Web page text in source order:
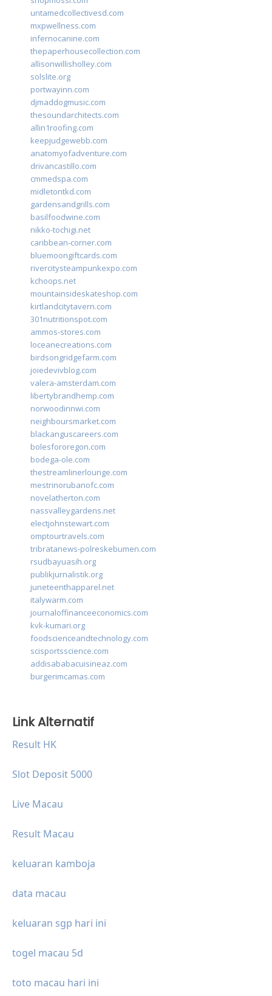
untamedcollectivesd.com
mxpwellness.com
infernocanine.com
thepaperhousecollection.com
allisonwillisholley.com
solslite.org
portwayinn.com
djmaddogmusic.com
thesoundarchitects.com
allin1roofing.com
keepjudgewebb.com
anatomyofadventure.com
drivancastillo.com
cmmedspa.com
midletontkd.com
gardensandgrills.com
basilfoodwine.com
nikko-tochigi.net
caribbean-corner.com
bluemoongiftcards.com
rivercitysteampunkexpo.com
kchoops.net
mountainsideskateshop.com
kirtlandcitytavern.com
301nutritionspot.com
ammos-stores.com
loceanecreations.com
birdsongridgefarm.com
joiedevivblog.com
valera-amsterdam.com
libertybrandhemp.com
norwoodinnwi.com
neighboursmarket.com
blackanguscareers.com
bolesfororegon.com
bodega-ole.com
thestreamlinerlounge.com
mestrinorubanofc.com
novelatherton.com
nassvalleygardens.net
electjohnstewart.com
omptourtravels.com
tribratanews-polreskebumen.com
rsudbayuasih.org
publikjurnalistik.org
juneteenthapparel.net
italywarm.com
journaloffinanceeconomics.com
kvk-kumari.org
foodscienceandtechnology.com
scisportsscience.com
addisababacuisineaz.com
burgerimcamas.com
Link Alternatif
Result HK
Slot Deposit 5000
Live Macau
Result Macau
keluaran kamboja
data macau
keluaran sgp hari ini
togel macau 5d
toto macau hari ini